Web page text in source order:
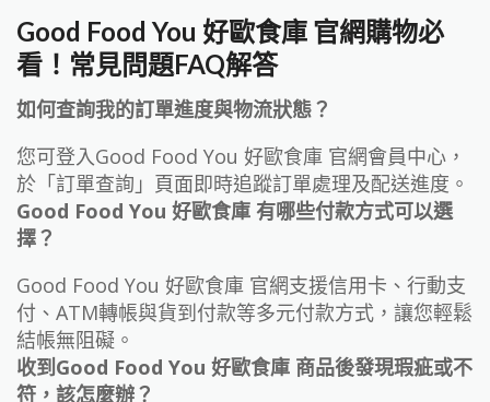
Good Food You 好歐食庫 官網購物必
看！常見問題FAQ解答
如何查詢我的訂單進度與物流狀態？
您可登入Good Food You 好歐食庫 官網會員中心，
於「訂單查詢」頁面即時追蹤訂單處理及配送進度。
Good Food You 好歐食庫 有哪些付款方式可以選
擇？
Good Food You 好歐食庫 官網支援信用卡、行動支
付、ATM轉帳與貨到付款等多元付款方式，讓您輕鬆
結帳無阻礙。
收到Good Food You 好歐食庫 商品後發現瑕疵或不
符，該怎麼辦？